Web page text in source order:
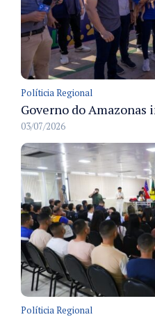
Políticia Regional
03/07/2026
Políticia Regional